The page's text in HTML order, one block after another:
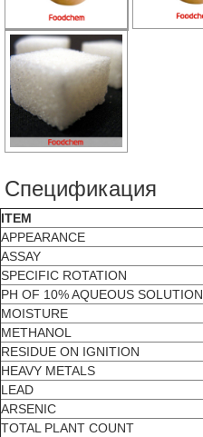
Спецификация
ITEM
APPEARANCE
ASSAY
SPECIFIC ROTATION
PH OF 10% AQUEOUS SOLUTION
MOISTURE
METHANOL
RESIDUE ON IGNITION
HEAVY METALS
LEAD
ARSENIC
TOTAL PLANT COUNT